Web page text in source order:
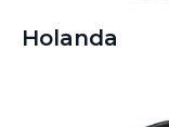
Holanda